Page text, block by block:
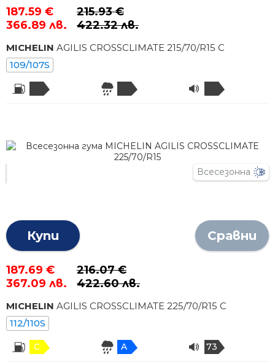
187.59 €
366.89 лв.
215.93 €
422.32 лв.
MICHELIN AGILIS CROSSCLIMATE 215/70/R15 C
109/107S
Всесезонна
Купи Сравни
187.69 €
367.09 лв.
216.07 €
422.60 лв.
MICHELIN AGILIS CROSSCLIMATE 225/70/R15 C
112/110S
C A 73